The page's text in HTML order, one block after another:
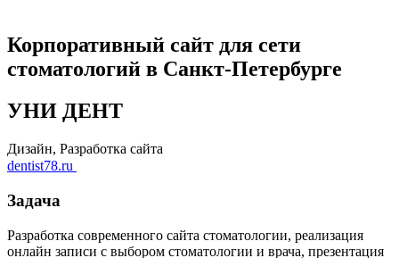
Корпоративный сайт для сети
стоматологий в Санкт-Петербурге
УНИ ДЕНТ
Дизайн, Разработка сайта
dentist78.ru
Задача
Разработка современного сайта стоматологии, реализация
онлайн записи с выбором стоматологии и врача, презентация